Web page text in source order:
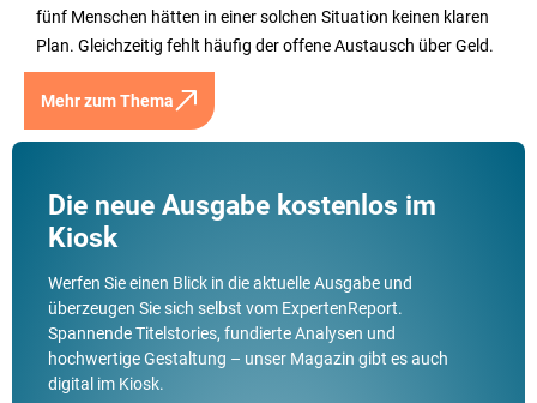
fünf Menschen hätten in einer solchen Situation keinen klaren
Plan. Gleichzeitig fehlt häufig der offene Austausch über Geld.
Mehr zum Thema
Die neue Ausgabe kostenlos im
Kiosk
Werfen Sie einen Blick in die aktuelle Ausgabe und
überzeugen Sie sich selbst vom ExpertenReport.
Spannende Titelstories, fundierte Analysen und
hochwertige Gestaltung – unser Magazin gibt es auch
digital im Kiosk.